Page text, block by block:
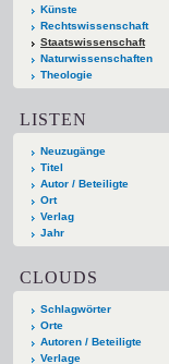
Künste
Rechtswissenschaft
Staatswissenschaft
Naturwissenschaften
Theologie
LISTEN
Neuzugänge
Titel
Autor / Beteiligte
Ort
Verlag
Jahr
CLOUDS
Schlagwörter
Orte
Autoren / Beteiligte
Verlage